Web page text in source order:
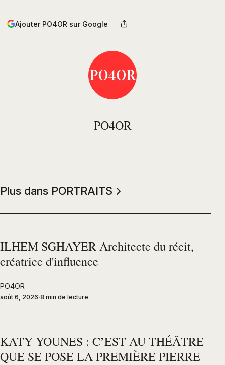
Ajouter PO4OR sur Google
PO4OR
Plus dans PORTRAITS
ILHEM SGHAYER Architecte du récit,
créatrice d'influence
PO4OR
août 6, 2026 8 min de lecture
KATY YOUNES : C’EST AU THÉÂTRE
QUE SE POSE LA PREMIÈRE PIERRE